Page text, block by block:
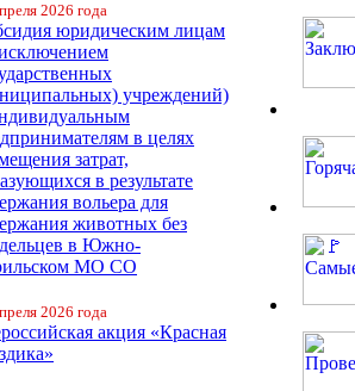
2026 года
юридическим лицам
учреждений)
в целях
затрат,
в результате
вольера для
животных без
в Южно-
МО СО
2026 года
акция «Красная